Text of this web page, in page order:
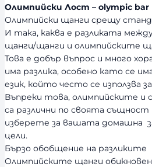
и
ч
н
о
с
т
Олимпийски Лост – olympic bar
Олимпийски щанги срещу
И така, каква е разликата
щанги/щанги и олимпийските
Това е добър въпрос и много
има разлика, особено като се
език, който често се използва
Въпреки това, олимпийските
са различни по своята
изберете за вашата домашна
цели.
Бързо обобщение на разликите
Олимпийските щанги